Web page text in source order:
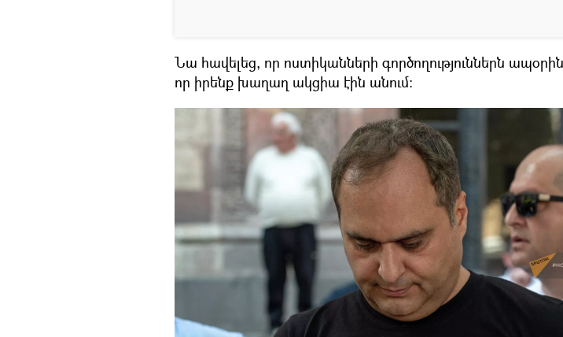
Նա հավելեց, որ ոստիկանների գործողություններն
որ իրենք խաղաղ ակցիա էին անում։